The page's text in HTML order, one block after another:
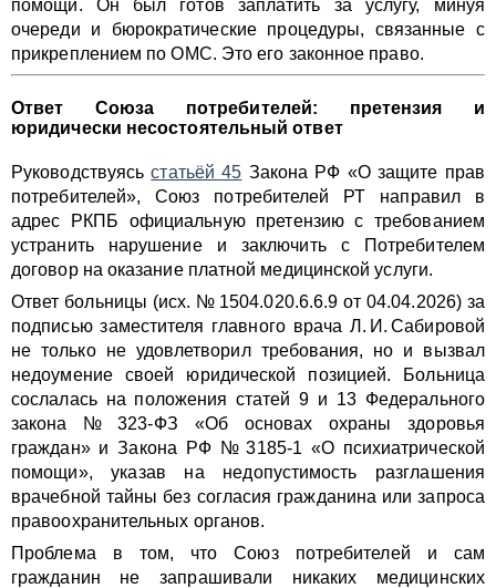
помощи. Он был готов заплатить за услугу, минуя
очереди и бюрократические процедуры, связанные с
прикреплением по ОМС. Это его законное право.
Ответ Союза потребителей: претензия и
юридически несостоятельный ответ
Руководствуясьстатьёй 45 Закона РФ «О защите прав
потребителей», Союз потребителей РТ направил в
адрес РКПБ официальную претензию с требованием
устранить нарушение и заключить с Потребителем
договор на оказание платной медицинской услуги.
Ответ больницы (исх. № 1504.020.6.6.9 от 04.04.2026) за
подписью заместителя главного врача Л. И. Сабировой
не только не удовлетворил требования, но и вызвал
недоумение своей юридической позицией. Больница
сослалась на положения статей 9 и 13 Федерального
закона № 323‑ФЗ «Об основах охраны здоровья
граждан» и Закона РФ № 3185‑1 «О психиатрической
помощи», указав на недопустимость разглашения
врачебной тайны без согласия гражданина или запроса
правоохранительных органов.
Проблема в том, что Союз потребителей и сам
гражданин не запрашивали никаких медицинских